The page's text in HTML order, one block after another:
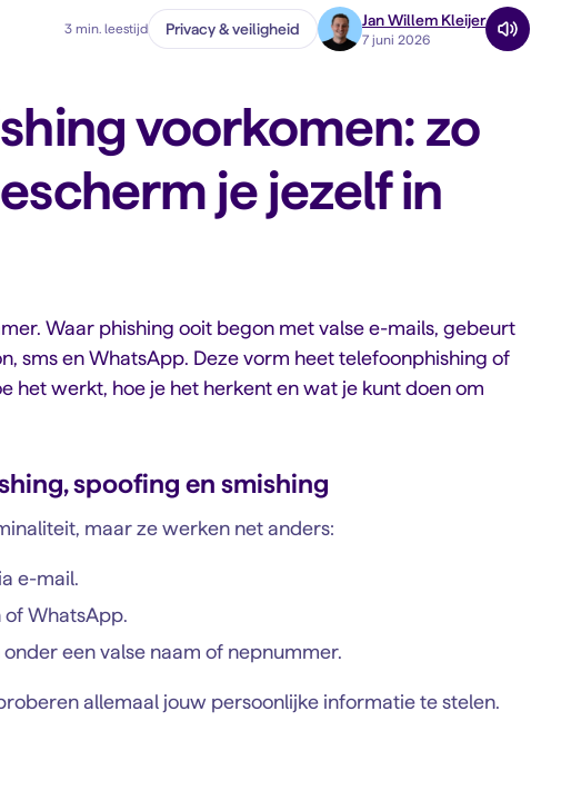
3 min. leestijd Privacy & veiligheid Jan Willem Kleijer
7 juni 2026
voorkomen: zo
je jezelf in
Waar phishing ooit begon met valse e-mails, gebeurt
sms en WhatsApp. Deze vorm heet telefoonphishing of
het werkt, hoe je het herkent en wat je kunt doen om
spoofing en smishing
maar ze werken net anders:
e-mail.
WhatsApp.
een valse naam of nepnummer.
allemaal jouw persoonlijke informatie te stelen.